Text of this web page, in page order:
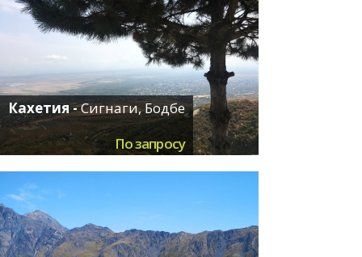
Кахетия -Сигнаги, Бодбе
По запросу